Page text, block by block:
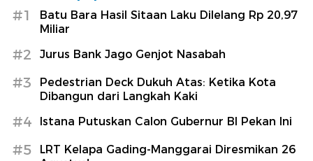
#1
Batu Bara Hasil Sitaan Laku Dilelang Rp 20,97
Miliar
#2 Jurus Bank Jago Genjot Nasabah
#3
Pedestrian Deck Dukuh Atas: Ketika Kota
Dibangun dari Langkah Kaki
#4 Istana Putuskan Calon Gubernur BI Pekan Ini
#5
LRT Kelapa Gading-Manggarai Diresmikan 26